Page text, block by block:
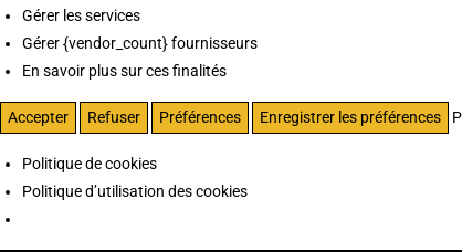
Gérer les services
Gérer {vendor_count} fournisseurs
En savoir plus sur ces finalités
Accepter Refuser Préférences Enregistrer les préférences
Politique de cookies
Politique d’utilisation des cookies